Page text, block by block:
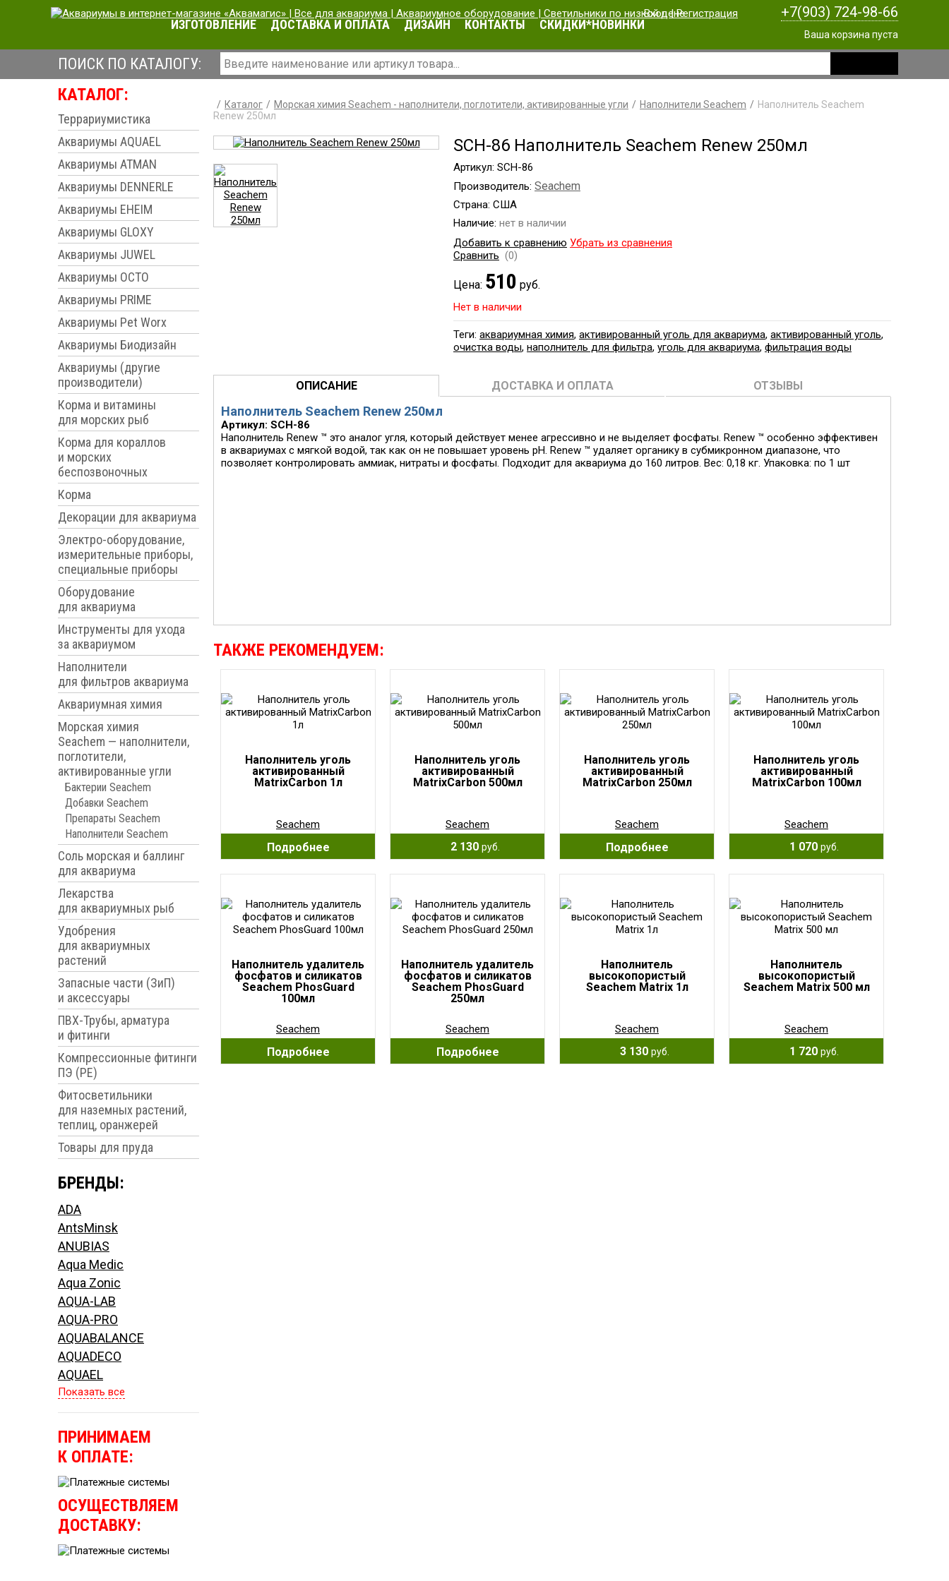
Вход|Регистрация +7(903) 724-98-66
Ваша корзина пуста
ИЗГОТОВЛЕНИЕ ДОСТАВКА И ОПЛАТА ДИЗАЙН КОНТАКТЫ СКИДКИ*НОВИНКИ
ПОИСК ПО КАТАЛОГУ:
КАТАЛОГ:
Террариумистика
Аквариумы AQUAEL
Аквариумы ATMAN
Аквариумы DENNERLE
Аквариумы EHEIM
Аквариумы GLOXY
Аквариумы JUWEL
Аквариумы OCTO
Аквариумы PRIME
Аквариумы Pet Worx
Аквариумы Биодизайн
Аквариумы (другие
производители)
Корма и витамины
для морских рыб
Корма для кораллов
и морских
беспозвоночных
Корма
Декорации для аквариума
Электро-оборудование,
измерительные приборы,
специальные приборы
Оборудование
для аквариума
Инструменты для ухода
за аквариумом
Наполнители
для фильтров аквариума
Аквариумная химия
Морская химия
Seachem — наполнители,
поглотители,
активированные угли
Бактерии Seachem
Добавки Seachem
Препараты Seachem
Наполнители Seachem
Соль морская и баллинг
для аквариума
Лекарства
для аквариумных рыб
Удобрения
для аквариумных
растений
Запасные части (ЗиП)
и аксессуары
ПВХ-Трубы, арматура
и фитинги
Компрессионные фитинги
ПЭ (PE)
Фитосветильники
для наземных растений,
теплиц, оранжерей
Товары для пруда
БРЕНДЫ:
ADA
AntsMinsk
ANUBIAS
Aqua Medic
Aqua Zonic
AQUA-LAB
AQUA-PRO
AQUABALANCE
AQUADECO
AQUAEL
Показать все
ПРИНИМАЕМ
К ОПЛАТЕ:
ОСУЩЕСТВЛЯЕМ
ДОСТАВКУ:
Каталог Морская химия Seachem - наполнители, поглотители, активированные угли Наполнители Seachem
Наполнитель Seachem
Renew 250мл
SCH-86 Наполнитель Seachem Renew 250мл
Артикул: SCH-86
Производитель: Seachem
Страна: США
Наличие: нет в наличии
Добавить к сравнению Убрать из сравнения
Сравнить (0)
Цена: 510 руб.
Нет в наличии
Теги: аквариумная химия, активированный уголь для аквариума, активированный уголь,
очистка воды, наполнитель для фильтра, уголь для аквариума, фильтрация воды
ОПИСАНИЕ ДОСТАВКА И ОПЛАТА ОТЗЫВЫ
Наполнитель Seachem Renew 250мл
Артикул: SCH-86
Наполнитель Renew ™ это аналог угля, который действует менее агрессивно и не выделяет фосфаты. Renew ™ особенно эффективен
в аквариумах с мягкой водой, так как он не повышает уровень pH. Renew ™ удаляет органику в субмикронном диапазоне, что
позволяет контролировать аммиак, нитраты и фосфаты. Подходит для аквариума до 160 литров. Вес: 0,18 кг. Упаковка: по 1 шт
ТАКЖЕ РЕКОМЕНДУЕМ:
Наполнитель уголь
активированный
MatrixCarbon 1л
Seachem
Подробнее
Наполнитель уголь
активированный
MatrixCarbon 500мл
Seachem
2 130 руб.
Наполнитель уголь
активированный
MatrixCarbon 250мл
Seachem
Подробнее
Наполнитель уголь
активированный
MatrixCarbon 100мл
Seachem
1 070 руб.
Наполнитель удалитель
фосфатов и силикатов
Seachem PhosGuard
100мл
Seachem
Подробнее
Наполнитель удалитель
фосфатов и силикатов
Seachem PhosGuard
250мл
Seachem
Подробнее
Наполнитель
высокопористый
Seachem Matrix 1л
Seachem
3 130 руб.
Наполнитель
высокопористый
Seachem Matrix 500 мл
Seachem
1 720 руб.